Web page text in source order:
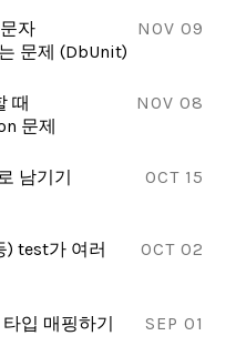
NOV 09
자
문제 (DbUnit)
NOV 08
때
문제
OCT 15
남기기
OCT 02
test가 여러
SEP 01
입 매핑하기